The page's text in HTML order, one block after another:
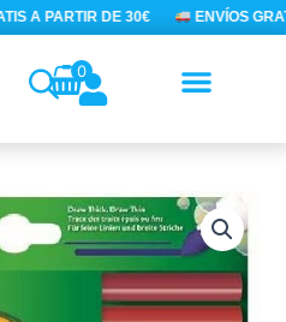
A PARTIR DE 30€ ENVÍOS
0